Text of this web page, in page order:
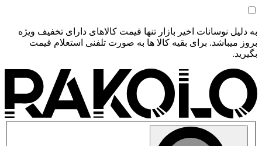
به دلیل نوسانات اخیر بازار تنها قیمت کالاهای دارای تخفیف ویژه
بروز میباشد. برای بقیه کالا ها به صورت تلفنی استعلام قیمت
بگیرید.